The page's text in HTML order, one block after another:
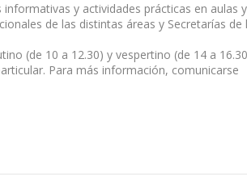
y actividades prácticas en aulas y
de las distintas áreas y Secretarías de
(de 10 a 12.30) y vespertino (de 14 a
Para más información, comunicarse